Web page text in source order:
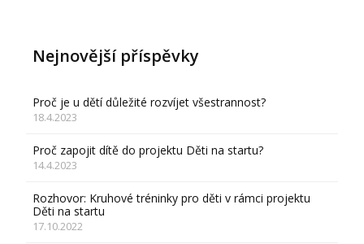
Nejnovější příspěvky
Proč je u dětí důležité rozvíjet všestrannost?
18.4.2023
Proč zapojit dítě do projektu Děti na startu?
14.4.2023
Rozhovor: Kruhové tréninky pro děti v rámci projektu
Děti na startu
17.10.2022